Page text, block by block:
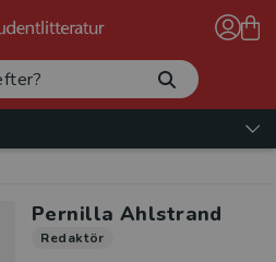
Pernilla Ahlstrand
Redaktör